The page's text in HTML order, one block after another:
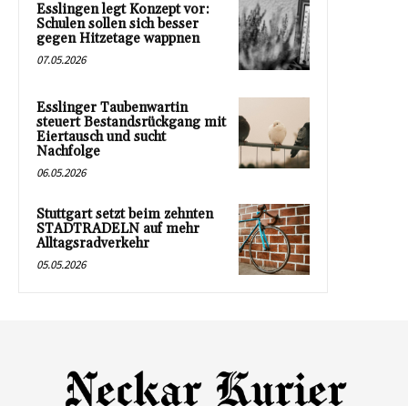
Esslingen legt Konzept vor:
Schulen sollen sich besser
gegen Hitzetage wappnen
07.05.2026
Esslinger Taubenwartin
steuert Bestandsrückgang mit
Eiertausch und sucht
Nachfolge
06.05.2026
Stuttgart setzt beim zehnten
STADTRADELN auf mehr
Alltagsradverkehr
05.05.2026